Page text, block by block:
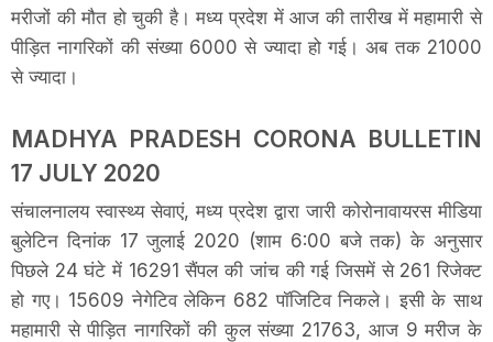
मरीजों की मौत हो चुकी है। मध्य प्रदेश में आज की तारीख में महामारी से
पीड़ित नागरिकों की संख्या 6000 से ज्यादा हो गई। अब तक 21000
से ज्यादा।
MADHYA PRADESH CORONA BULLETIN
17 JULY 2020
संचालनालय स्वास्थ्य सेवाएं, मध्य प्रदेश द्वारा जारी कोरोनावायरस मीडिया
बुलेटिन दिनांक 17 जुलाई 2020 (शाम 6:00 बजे तक) के अनुसार
पिछले 24 घंटे में 16291 सैंपल की जांच की गई जिसमें से 261 रिजेक्ट
हो गए। 15609 नेगेटिव लेकिन 682 पॉजिटिव निकले। इसी के साथ
महामारी से पीड़ित नागरिकों की कुल संख्या 21763, आज 9 मरीज के